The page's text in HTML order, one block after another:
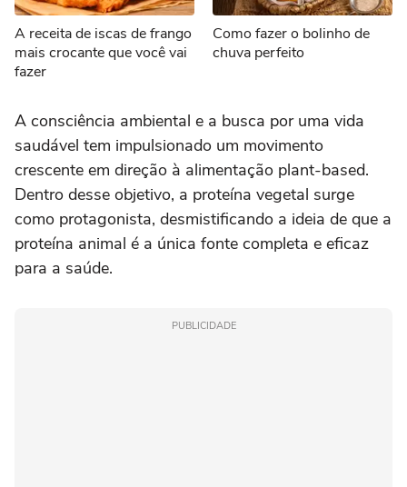
A receita de iscas de frango
mais crocante que você vai
fazer
Como fazer o bolinho de
chuva perfeito
A consciência ambiental e a busca por uma vida
saudável tem impulsionado um movimento
crescente em direção à alimentação plant-based.
Dentro desse objetivo, a proteína vegetal surge
como protagonista, desmistificando a ideia de que a
proteína animal é a única fonte completa e eficaz
para a saúde.
PUBLICIDADE